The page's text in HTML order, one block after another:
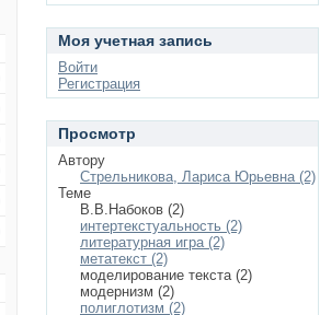
Моя учетная запись
Войти
Регистрация
Просмотр
Автору
Стрельникова, Лариса Юрьевна (2)
Теме
В.В.Набоков (2)
интертекстуальность (2)
литературная игра (2)
метатекст (2)
моделирование текста (2)
модернизм (2)
полиглотизм (2)